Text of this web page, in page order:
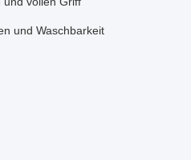
und Waschbarkeit